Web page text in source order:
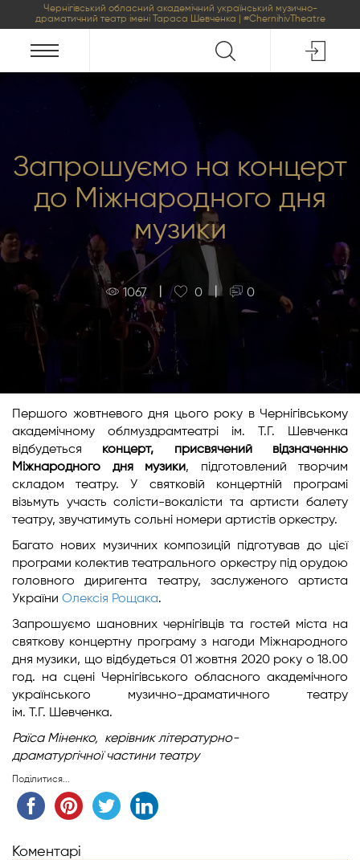
Чернігівський обласний академічний український музично-
драматичний театр імені Тараса Шевченка | #ChernihivTheatre
Запрошуємо на концерт
до Міжнародного дня
музики
1067 0 0
Першого жовтневого дня цього року в Чернігівському
академічному облмуздрамтеатрі ім. Т.Г. Шевченка
відбудеться концерт, присвячений відзначенню
Міжнародного дня музики, підготовлений творчим
складом театру. У святковій концертній програмі
візьмуть участь солісти-вокалісти та артисти балету
театру, звучатимуть сольні номери артистів оркестру.
Багато нових музичних композицій підготував до цієї
програми колектив театрального оркестру під орудою
головного диригента театру, заслуженого артиста
України Олексія Рощака.
Запрошуємо шановних чернігівців та гостей міста на
святкову концертну програму з нагоди Міжнародного
дня музики, що відбудеться 01 жовтня 2020 року о 18.00
год. на сцені Чернігівського обласного академічного
українського музично-драматичного театру
ім. Т.Г. Шевченка.
Раїса Міненко, керівник літературно-
драматургічноїчастини театру
Поділитися...
Коментарі